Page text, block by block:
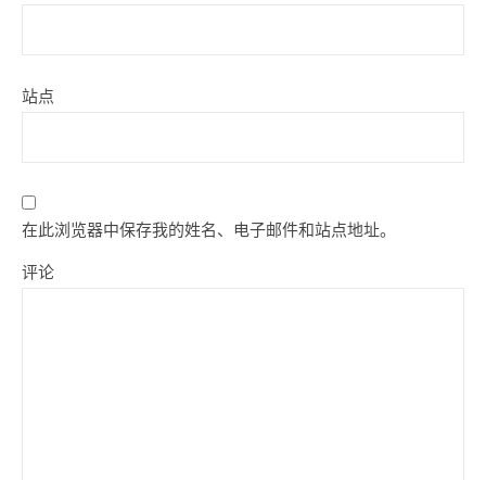
站点
在此浏览器中保存我的姓名、电子邮件和站点地址。
评论